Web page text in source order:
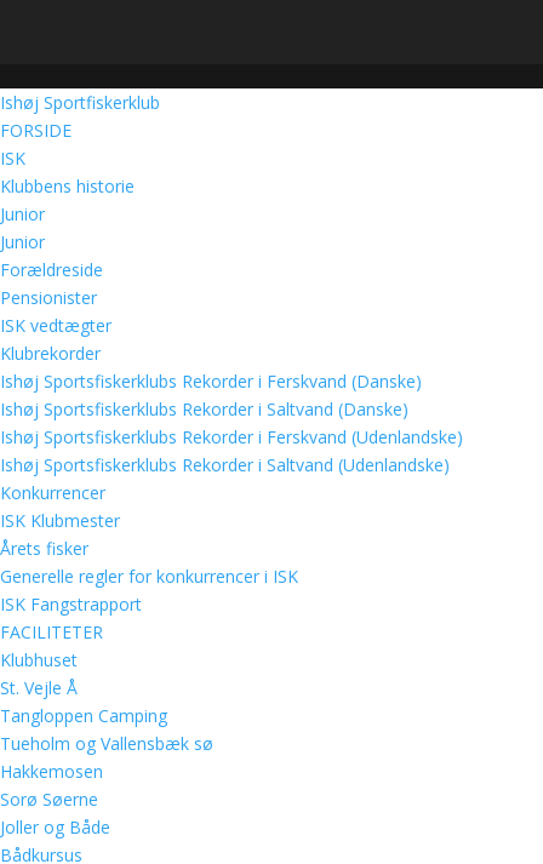
Ishøj Sportfiskerklub
FORSIDE
ISK
Klubbens historie
Junior
Junior
Forældreside
Pensionister
ISK vedtægter
Klubrekorder
Ishøj Sportsfiskerklubs Rekorder i Ferskvand (Danske)
Ishøj Sportsfiskerklubs Rekorder i Saltvand (Danske)
Ishøj Sportsfiskerklubs Rekorder i Ferskvand (Udenlandske)
Ishøj Sportsfiskerklubs Rekorder i Saltvand (Udenlandske)
Konkurrencer
ISK Klubmester
Årets fisker
Generelle regler for konkurrencer i ISK
ISK Fangstrapport
FACILITETER
Klubhuset
St. Vejle Å
Tangloppen Camping
Tueholm og Vallensbæk sø
Hakkemosen
Sorø Søerne
Joller og Både
Bådkursus